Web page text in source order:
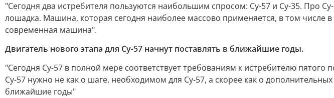
"Сегодня два истребителя пользуются наибольшим спросом: Су-57 и Су-35. Про
лошадка. Машина, которая сегодня наиболее массово применяется, в том числе
современная машина".
Двигатель нового этапа для Су-57 начнут поставлять в ближайшие годы.
"Сегодня Су-57 в полной мере соответствует требованиям к истребителю
Су-57 нужно не как о шаге, необходимом для Су-57, а скорее как о
ближайшие годы"